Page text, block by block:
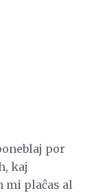
por
kaj
mi plaĉas al